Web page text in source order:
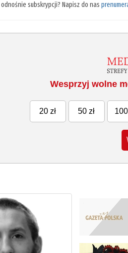
subskrypcji? Napisz do nas
Wesprzyj wolne
20 zł 50 zł 100